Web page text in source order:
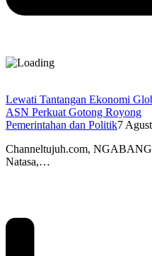
Lewati Tantangan Ekonomi
ASN Perkuat Gotong Royong
Pemerintahan dan Politik7
Channeltujuh.com,
Natasa,…